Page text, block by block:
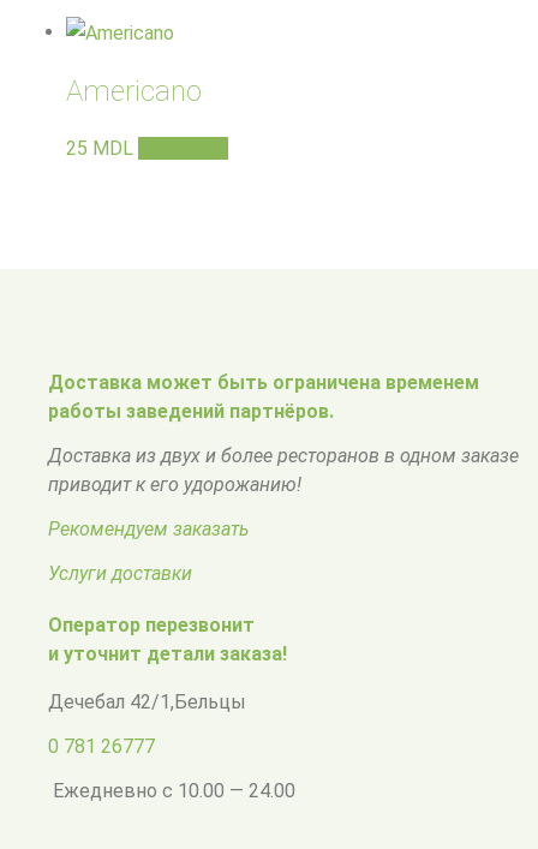
Americano
25 MDL
Доставка может быть ограничена временем
работы заведений партнёров.
Доставка из двух и более ресторанов в одном заказе
приводит к его удорожанию!
Рекомендуем заказать
Услуги доставки
Оператор перезвонит
и уточнит детали заказа!
Дечебал 42/1,Бельцы
0 781 26777
Ежедневно с 10.00 — 24.00